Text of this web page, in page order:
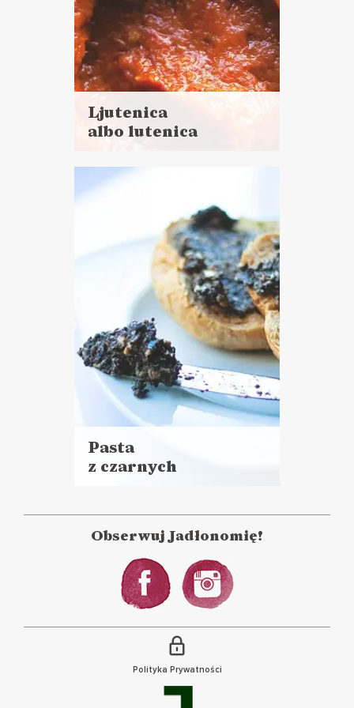
Ljutenica
albo lutenica
więcej
Czas przygotowania: 40 minut
+ 1 godzina pieczenia
PRZETWORY
SOSY I DODATKI
Pasta
z czarnych
Czas przygotowania:
do 30 minut
DO CHLEBA
Obserwuj Jadłonomię!
Polityka Prywatności